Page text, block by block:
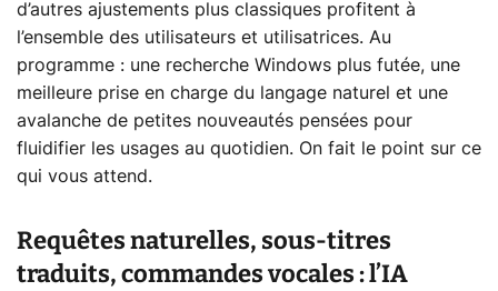
d’autres ajustements plus classiques profitent à
l’ensemble des utilisateurs et utilisatrices. Au
programme : une recherche Windows plus futée, une
meilleure prise en charge du langage naturel et une
avalanche de petites nouveautés pensées pour
fluidifier les usages au quotidien. On fait le point sur ce
qui vous attend.
Requêtes naturelles, sous-titres
traduits, commandes vocales : l’IA